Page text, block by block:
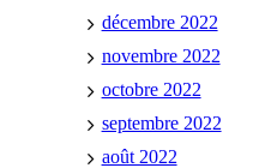
décembre 2022
novembre 2022
octobre 2022
septembre 2022
août 2022